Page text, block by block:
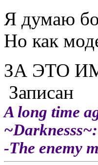
Я думаю
Но как
ЗА ЭТО
Записан
A long time
~Darknesss~:
-The enemy